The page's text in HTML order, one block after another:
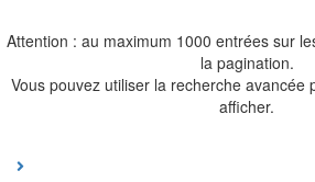
Attention : au maximum 1000 entrées sur
la pagination.
Vous pouvez utiliser la recherche avancée
afficher.